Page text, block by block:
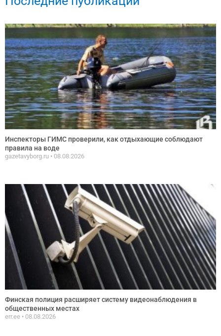
Инспекторы ГИМС проверили, как отдыхающие соблюдают
правила на воде
gazetavyborg.ru 08.08.2026
Финская полиция расширяет систему видеонаблюдения в
общественных местах
err.ee 08.08.2026